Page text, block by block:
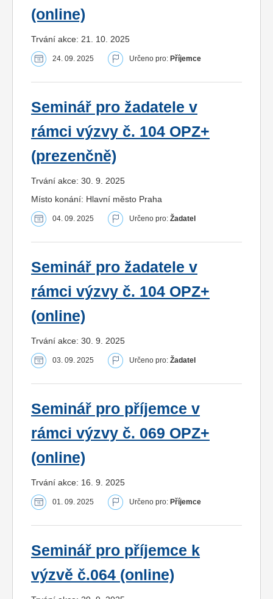
(online)
Trvání akce: 21. 10. 2025
24. 09. 2025 Určeno pro: Příjemce
Seminář pro žadatele v
rámci výzvy č. 104 OPZ+
(prezenčně)
Trvání akce: 30. 9. 2025
Místo konání: Hlavní město Praha
04. 09. 2025 Určeno pro: Žadatel
Seminář pro žadatele v
rámci výzvy č. 104 OPZ+
(online)
Trvání akce: 30. 9. 2025
03. 09. 2025 Určeno pro: Žadatel
Seminář pro příjemce v
rámci výzvy č. 069 OPZ+
(online)
Trvání akce: 16. 9. 2025
01. 09. 2025 Určeno pro: Příjemce
Seminář pro příjemce k
výzvě č.064 (online)